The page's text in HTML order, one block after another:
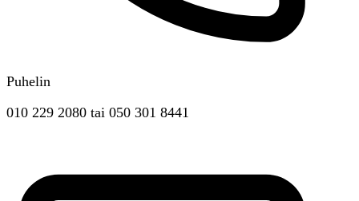
Puhelin
010 229 2080 tai 050 301 8441